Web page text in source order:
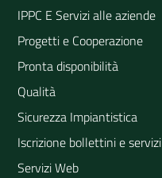
IPPC E Servizi alle aziende
Progetti e Cooperazione
Pronta disponibilità
Qualità
Sicurezza Impiantistica
Iscrizione bollettini e servizi
Servizi Web